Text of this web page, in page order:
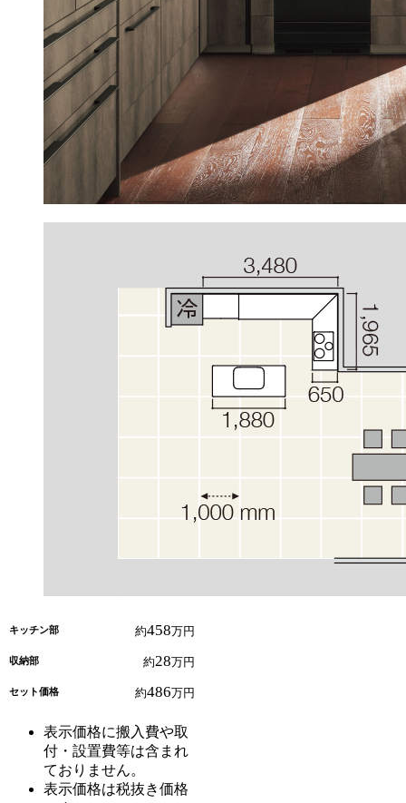
キッチン部 約458万円
収納部 約28万円
セット価格 約486万円
表示価格に搬入費や取
付・設置費等は含まれ
ておりません。
表示価格は税抜き価格